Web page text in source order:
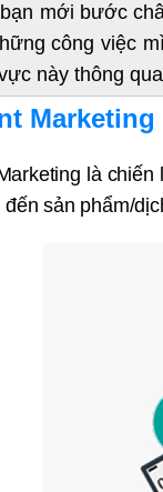
mới bước
công việc
này thông
là
đến sản phẩm/